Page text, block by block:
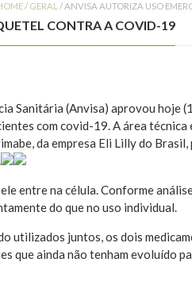
/ GERAL /ANVISA AUTORIZA USO
CONTRA A COVID-19
Sanitária (Anvisa) aprovou hoje
com covid-19. A área
da empresa Eli Lilly do
entre na célula. Conforme
do que no uso individual.
utilizados juntos, os dois
que ainda não tenham evoluído